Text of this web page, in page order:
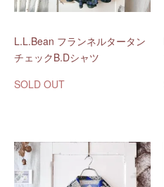
L.L.Bean フランネルタータン
チェックB.Dシャツ
SOLD OUT